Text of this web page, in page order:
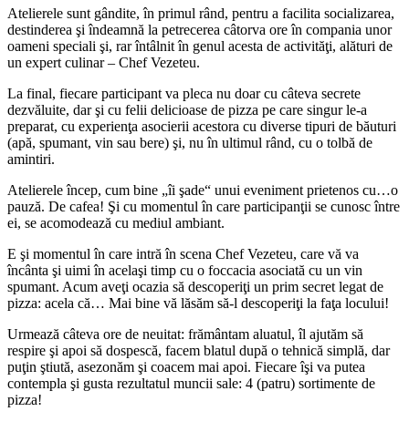
Atelierele sunt gândite, în primul rând, pentru a facilita socializarea,
destinderea şi îndeamnă la petrecerea câtorva ore în compania unor
oameni speciali şi, rar întâlnit în genul acesta de activităţi, alături de
un expert culinar – Chef Vezeteu.
La final, fiecare participant va pleca nu doar cu câteva secrete
dezvăluite, dar şi cu felii delicioase de pizza pe care singur le-a
preparat, cu experienţa asocierii acestora cu diverse tipuri de băuturi
(apă, spumant, vin sau bere) şi, nu în ultimul rând, cu o tolbă de
amintiri.
Atelierele încep, cum bine „îi şade“ unui eveniment prietenos cu…o
pauză. De cafea! Şi cu momentul în care participanţii se cunosc între
ei, se acomodează cu mediul ambiant.
E şi momentul în care intră în scena Chef Vezeteu, care vă va
încânta şi uimi în acelaşi timp cu o foccacia asociată cu un vin
spumant. Acum aveţi ocazia să descoperiţi un prim secret legat de
pizza: acela că… Mai bine vă lăsăm să-l descoperiţi la faţa locului!
Urmează câteva ore de neuitat: frământam aluatul, îl ajutăm să
respire şi apoi să dospescă, facem blatul după o tehnică simplă, dar
puţin ştiută, asezonăm şi coacem mai apoi. Fiecare îşi va putea
contempla şi gusta rezultatul muncii sale: 4 (patru) sortimente de
pizza!